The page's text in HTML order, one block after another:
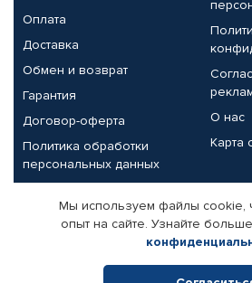
Оплата
Доставка
Обмен и возврат
Гарантия
Договор-оферта
Политика обработки
персональных данных
О нас
Карта
Партнерам
Корпоративным клиентам
Поставщикам
Мы используем файлы cookie,
опыт на сайте. Узнайте